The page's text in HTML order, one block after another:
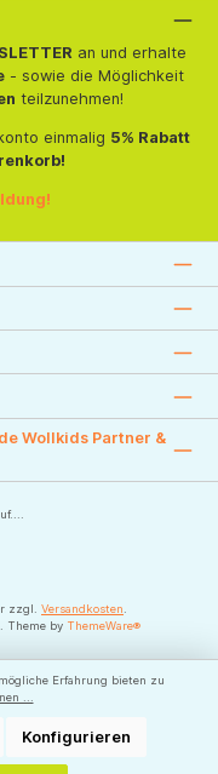
an und erhalte
- sowie die Möglichkeit
teilzunehmen!
einmalig 5% Rabatt
Wollkids Partner &
zzgl. Versandkosten
Theme by ThemeWare®
Erfahrung bieten zu
...
Konfigurieren